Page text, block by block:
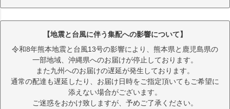
【地震と台風に伴う集配への影響について】
令和8年熊本地震と台風13号の影響により、熊本県と鹿児島県の
一部地域、沖縄県へのお届けが停止しております。
また九州へのお届けの遅延が発生しております。
通常の配達も遅延したり、お届け日時をご指定頂いてもご希望に
添えない場合がございます。
ご迷惑をおかけ致しますが、予めご了承ください。